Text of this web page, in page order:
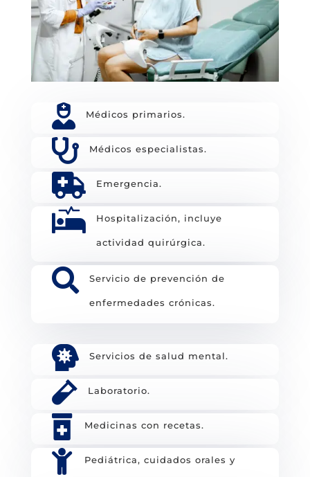
 Médicos primarios.
 Médicos especialistas.
 Emergencia.
 Hospitalización, incluye
actividad quirúrgica.
 Servicio de prevención de
enfermedades crónicas.
 Servicios de salud mental.
 Laboratorio.
 Medicinas con recetas.
 Pediátrica, cuidados orales y